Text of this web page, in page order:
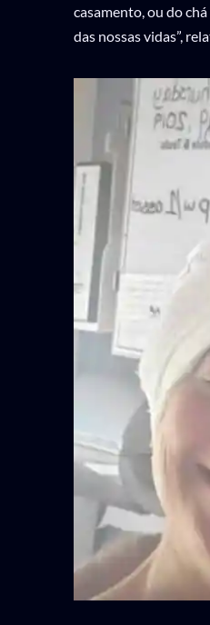
casamento, ou do
das nossas vidas”,